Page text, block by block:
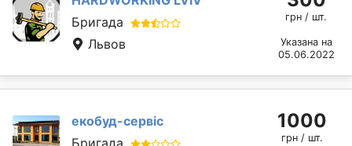
Бригада
Львов
грн / шт.
Указана на
05.06.2022
екобуд-сервіс
Бригада
1000
грн / шт.